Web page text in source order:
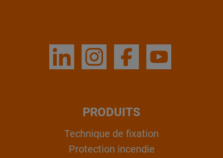
PRODUITS
Technique de fixation
Protection incendie